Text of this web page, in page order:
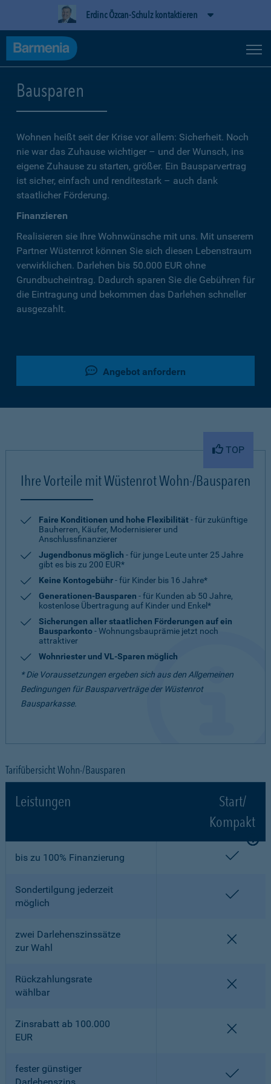
Erdinc Özcan-Schulz kontaktieren
Bausparen
Wohnen heißt seit der Krise vor allem: Sicherheit. Noch
nie war das Zuhause wichtiger – und der Wunsch, ins
eigene Zuhause zu starten, größer. Ein Bausparvertrag
ist sicher, einfach und renditestark – auch dank
staatlicher Förderung.
Finanzieren
Realisieren sie Ihre Wohnwünsche mit uns. Mit unserem
Partner Wüstenrot können Sie sich diesen Lebenstraum
verwirklichen. Darlehen bis 50.000 EUR ohne
Grundbucheintrag. Dadurch sparen Sie die Gebühren für
die Eintragung und bekommen das Darlehen schneller
ausgezahlt.
Angebot anfordern
TOP
Ihre Vorteile mit Wüstenrot Wohn-/Bausparen
Faire Konditionen und hohe Flexibilität- für zukünftige
Bauherren, Käufer, Modernisierer und
Anschlussfinanzierer
Jugendbonus möglich - für junge Leute unter 25 Jahre
gibt es bis zu 200 EUR*
Keine Kontogebühr- für Kinder bis 16 Jahre*
Generationen-Bausparen - für Kunden ab 50 Jahre,
kostenlose Übertragung auf Kinder und Enkel*
Sicherungen aller staatlichen Förderungen auf ein
Bausparkonto- Wohnungsbauprämie jetzt noch
attraktiver
Wohnriester und VL-Sparen möglich
* Die Voraussetzungen ergeben sich aus den Allgemeinen
Bedingungen für Bausparverträge der Wüstenrot
Bausparkasse.
Tarifübersicht Wohn-/Bausparen
Leistungen
Start/
Kompakt
bis zu 100% Finanzierung
Sondertilgung jederzeit
möglich
zwei Darlehenszinssätze
zur Wahl
Rückzahlungsrate
wählbar
Zinsrabatt ab 100.000
EUR
fester günstiger